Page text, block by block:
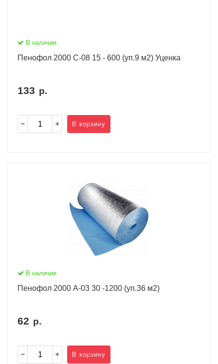
В наличии
Пенофол 2000 С-08 15 - 600 (уп.9 м2) Уценка
133 р.
В корзину
В наличии
Пенофол 2000 А-03 30 -1200 (уп.36 м2)
62 р.
В корзину